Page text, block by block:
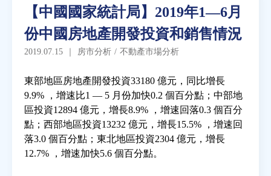
教育推廣
研究獎勵
房地產年鑑
Back
top
【中國國家統計局】2019年1—6月
份中國房地產開發投資和銷售情況
2019.07.15 ｜ 房市分析 / 不動產市場分析
東部地區房地產開發投資33180 億元，同比增長
9.9% ，增速比1 — 5 月份加快0.2 個百分點；中部地
區投資12894 億元，增長8.9% ，增速回落0.3 個百分
點；西部地區投資13232 億元，增長15.5% ，增速回
落3.0 個百分點；東北地區投資2304 億元，增長
12.7% ，增速加快5.6 個百分點。